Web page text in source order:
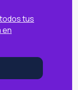
tus
en